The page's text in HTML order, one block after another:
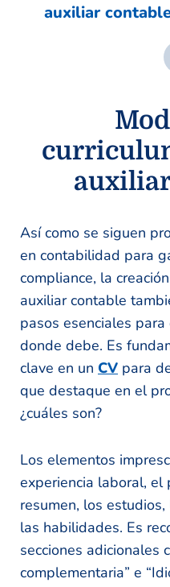
auxiliar
Así como se siguen
en contabilidad para
compliance, la
auxiliar contable
pasos esenciales
donde debe. Es
clave en un CV para
que destaque en el
¿cuáles son?
Los elementos
experiencia laboral,
resumen, los
las habilidades. Es
secciones adicionales
complementaria” e